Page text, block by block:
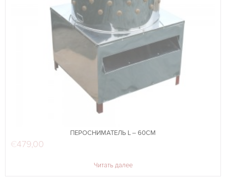
ПЕРОСНИМАТЕЛЬ L – 60СМ
€479,00
Читать далее